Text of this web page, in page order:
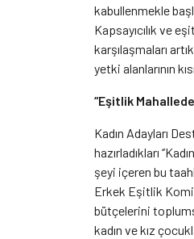
kabullenmekle
Kapsayıcılık ve
karşılaşmaları
yetki alanlarının
“Eşitlik
Kadın Adayları
hazırladıkları
şeyi içeren bu
Erkek Eşitlik
bütçelerini
kadın ve kız